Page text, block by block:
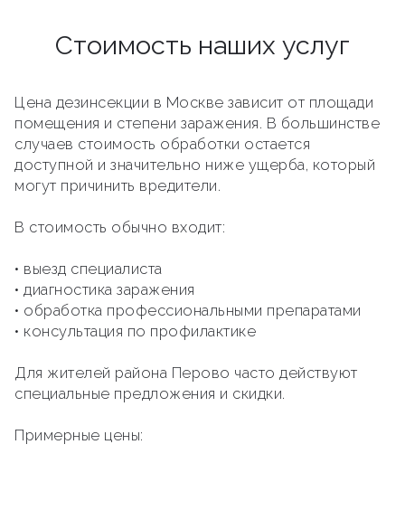
Стоимость наших услуг
Цена дезинсекции в Москве зависит от площади
помещения и степени заражения. В большинстве
случаев стоимость обработки остается
доступной и значительно ниже ущерба, который
могут причинить вредители.
В стоимость обычно входит:
• выезд специалиста
• диагностика заражения
• обработка профессиональными препаратами
• консультация по профилактике
Для жителей района Перово часто действуют
специальные предложения и скидки.
Примерные цены: